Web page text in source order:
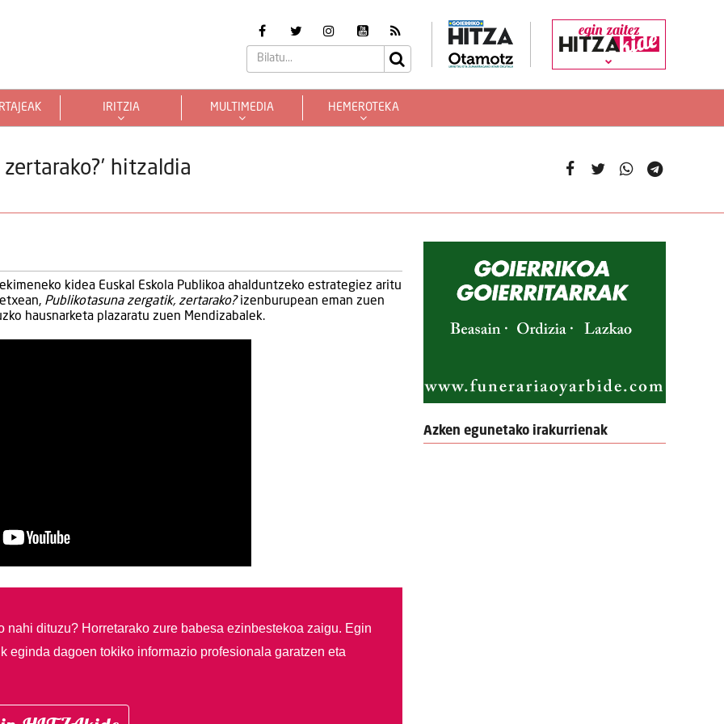
egin zaitez
IRITZIA MULTIMEDIA HEMEROTEKA
hitzaldia
kidea Euskal Eskola Publikoa ahalduntzeko estrategiez aritu
Publikotasuna zergatik, zertarako?izenburupean eman zuen
hausnarketa plazaratu zuen Mendizabalek.
nahi dituzu? Horretarako zure babesa ezinbestekoa zaigu. Egin
eginda dagoen tokiko informazio profesionala garatzen eta
Azken egunetako irakurrienak